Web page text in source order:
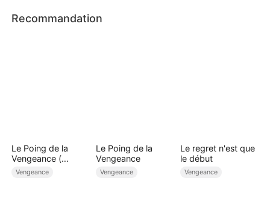
Recommandation
Le Poing de la
Vengeance (
Doublé )
Vengeance
Le Poing de la
Vengeance
Vengeance
Le regret n'est que
le début
Vengeance